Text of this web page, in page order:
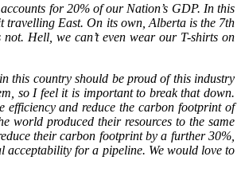
for 20% of our Nation’s GDP. In this
travelling East. On its own, Alberta is the 7th
Hell, we can’t even wear our T-shirts on
this country should be proud of this industry
so I feel it is important to break that down.
efficiency and reduce the carbon footprint of
world produced their resources to the same
their carbon footprint by a further 30%,
acceptability for a pipeline. We would love to